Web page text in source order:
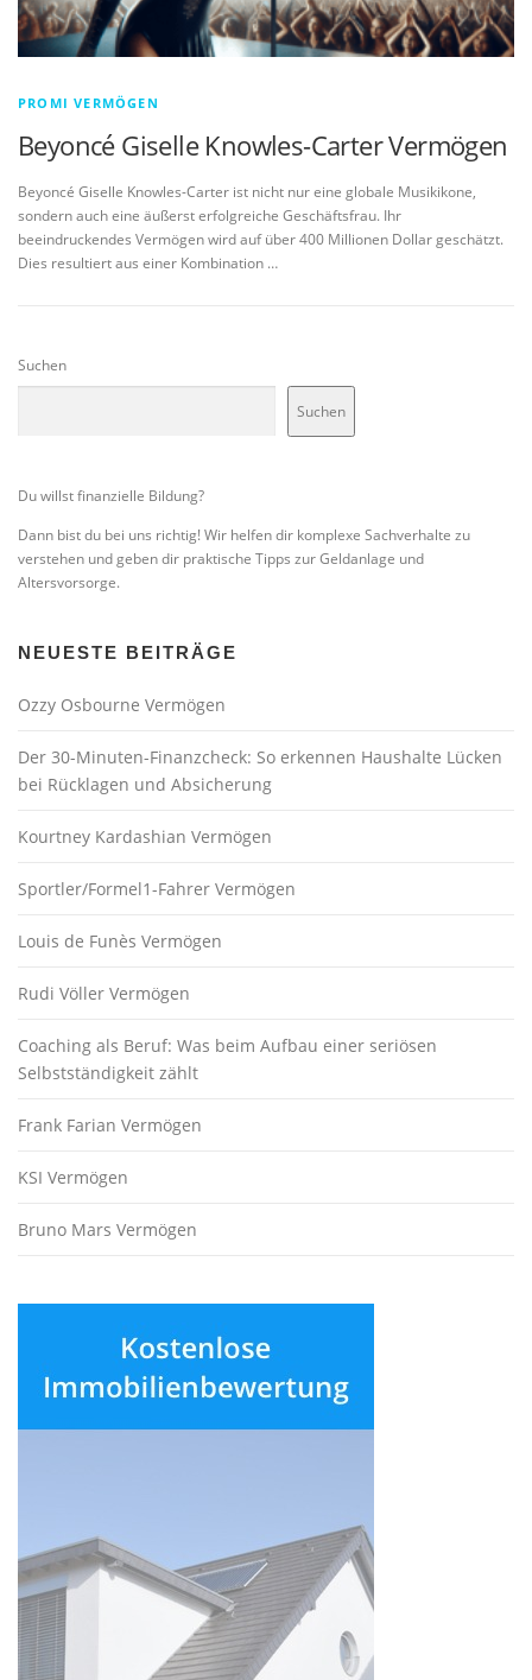
PROMI VERMÖGEN
Beyoncé Giselle Knowles-Carter Vermögen
Beyoncé Giselle Knowles-Carter ist nicht nur eine globale Musikikone,
sondern auch eine äußerst erfolgreiche Geschäftsfrau. Ihr
beeindruckendes Vermögen wird auf über 400 Millionen Dollar geschätzt.
Dies resultiert aus einer Kombination …
Suchen
Suchen
Du willst finanzielle Bildung?
Dann bist du bei uns richtig! Wir helfen dir komplexe Sachverhalte zu
verstehen und geben dir praktische Tipps zur Geldanlage und
Altersvorsorge.
NEUESTE BEITRÄGE
Ozzy Osbourne Vermögen
Der 30-Minuten-Finanzcheck: So erkennen Haushalte Lücken
bei Rücklagen und Absicherung
Kourtney Kardashian Vermögen
Sportler/Formel1-Fahrer Vermögen
Louis de Funès Vermögen
Rudi Völler Vermögen
Coaching als Beruf: Was beim Aufbau einer seriösen
Selbstständigkeit zählt
Frank Farian Vermögen
KSI Vermögen
Bruno Mars Vermögen